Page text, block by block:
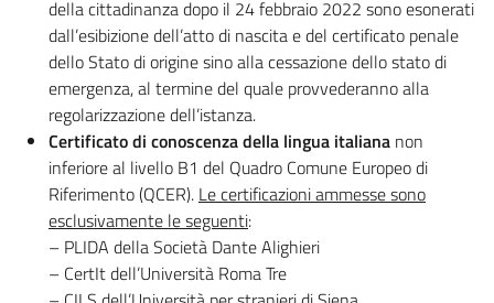
della cittadinanza dopo il 24 febbraio 2022 sono esonerati
dall’esibizione dell’atto di nascita e del certificato penale
dello Stato di origine sino alla cessazione dello stato di
emergenza, al termine del quale provvederanno alla
regolarizzazione dell’istanza.
Certificato di conoscenza della lingua italiana non
inferiore al livello B1 del Quadro Comune Europeo di
Riferimento (QCER). Le certificazioni ammesse sono
esclusivamente le seguenti:
– PLIDA della Società Dante Alighieri
– CertIt dell’Università Roma Tre